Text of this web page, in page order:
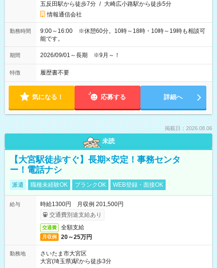
五反田駅から徒歩7分 / 大崎広小路駅から徒歩5分
情報通信会社
勤務時間
9:00～16:00 ※休憩60分。10時～18時・10時～19時も相談可
能です。
期間 2026/09/01～長期 ※9月～！
特徴 履歴書不要
気になる！ 応募する 詳細へ
掲載日：2026.08.06
未読
【大宮駅徒歩すぐ】長期×安定！事務センタ
ー！電話ナシ
派遣 職種未経験OK ブランクOK WEB登録・面接OK
給与
時給1300円 月収例 201,500円
交通費別途支給あり
交通費 全額支給
月収例 20～25万円
勤務地
さいたま市大宮区
大宮(埼玉県)駅から徒歩3分